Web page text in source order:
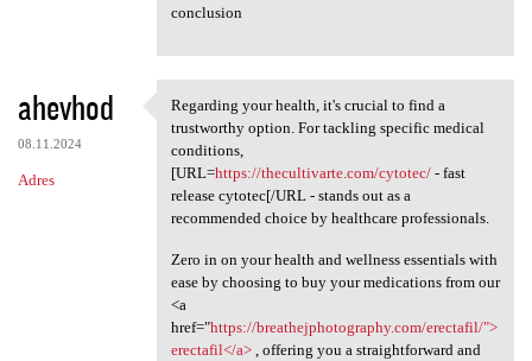
conclusion
ahevhod
08.11.2024
Adres
Regarding your health, it's
Regarding your health, it's crucial to find a
trustworthy option. For tackling specific medical
conditions,
[URL=https://thecultivarte.com/cytotec/- fast
release cytotec[/URL - stands out as a
recommended choice by healthcare professionals.
Zero in on your health and wellness essentials with
ease by choosing to buy your medications from our
<a
href="https://breathejphotography.com/erectafil/">
erectafil</a>, offering you a straightforward and